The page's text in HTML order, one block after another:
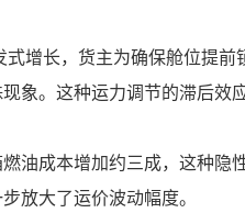
增长，货主为确保舱位提
。这种运力调节的滞后效
油成本增加约三成，这种隐
放大了运价波动幅度。